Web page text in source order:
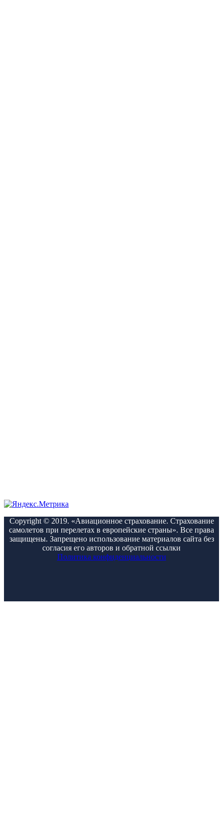
Copyright © 2019. «Авиационное страхование. Страхование
самолетов при перелетах в европейские страны». Все права
защищены. Запрещено использование материалов сайта без
согласия его авторов и обратной ссылки
Политика конфиденциальности